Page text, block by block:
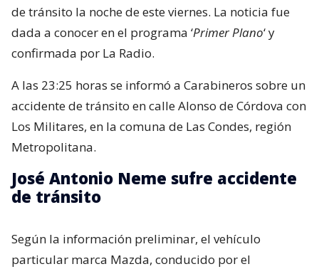
de tránsito la noche de este viernes. La noticia fue
dada a conocer en el programa ‘Primer Plano‘ y
confirmada por La Radio.
A las 23:25 horas se informó a Carabineros sobre un
accidente de tránsito en calle Alonso de Córdova con
Los Militares, en la comuna de Las Condes, región
Metropolitana.
José Antonio Neme sufre accidente
de tránsito
Según la información preliminar, el vehículo
particular marca Mazda, conducido por el